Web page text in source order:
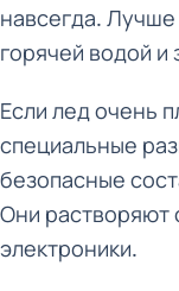
навсегда.
горячей водой и
Если лед очень
специальные
безопасные
Они растворяют
электроники.